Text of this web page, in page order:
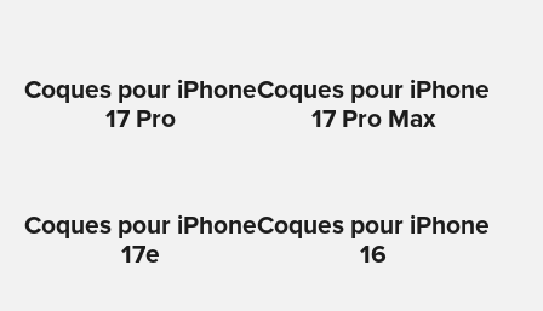
Coques pour iPhone
17 Pro
Coques pour iPhone
17 Pro Max
Coques pour iPhone
17e
Coques pour iPhone
16